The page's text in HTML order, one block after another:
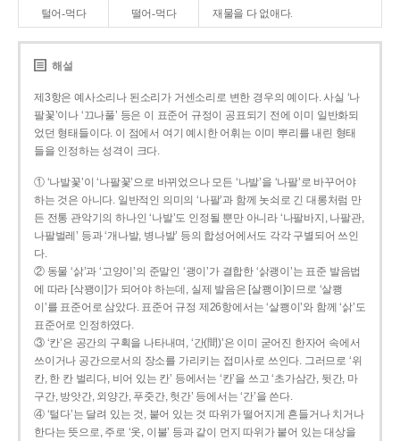
털어-먹다 떨어-먹다 재물을 다 없애다.
해설
제3항은 예사소리나 된소리가 거센소리로 변한 경우의 예이다. 사실 ‘나
팔꽃’이나 ‘끄나풀’ 등은 이 표준어 규정이 공표되기 전에 이미 일반화되
었던 형태들이다. 이 점에서 여기 예시한 어휘는 이미 뿌리를 내린 형태
들을 인정하는 성격이 크다.
① ‘나발꽃’이 ‘나팔꽃’으로 바뀌었으나 모든 ‘나발’을 ‘나팔’로 바꾸어야
하는 것은 아니다. 일반적인 의미의 ‘나팔’과 함께 놋쇠로 긴 대롱처럼 만
든 전통 관악기의 하나인 ‘나발’도 인정될 뿐만 아니라 ‘나팔바지, 나팔관,
나팔벌레’ 등과 ‘개나발, 병나발’ 등의 합성어에서도 각각 구별되어 쓰인
다.
② 동물 ‘삵’과 ‘고양이’의 준말인 ‘괭이’가 결합한 ‘삵괭이’는 표준 발음법
에 따라 [삭꽹이]가 되어야 하는데, 실제 발음은 [살쾡이]이므로 ‘살쾡
이’를 표준어로 삼았다. 표준어 규정 제26항에서는 ‘살쾡이’와 함께 ‘삵’도
표준어로 인정하였다.
③ ‘칸’은 공간의 구획을 나타내며, ‘간(間)’은 이미 굳어진 한자어 속에서
쓰이거나 공간으로서의 장소를 가리키는 접미사로 쓰인다. 그러므로 ‘위
칸, 한 칸 벌리다, 비어 있는 칸’ 등에서는 ‘칸’을 쓰고 ‘초가삼간, 뒷간, 마
구간, 방앗간, 외양간, 푸줏간, 헛간’ 등에서는 ‘간’을 쓴다.
④ ‘털다’는 달려 있는 것, 붙어 있는 것 따위가 떨어지게 흔들거나 치거나
한다는 뜻으로, 주로 ‘옷, 이불’ 등과 같이 먼지 따위가 붙어 있는 대상을